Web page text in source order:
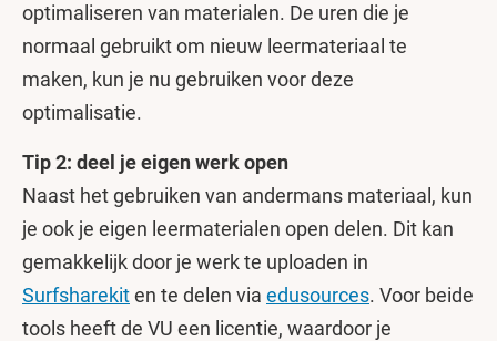
optimaliseren van materialen. De uren die je
normaal gebruikt om nieuw leermateriaal te
maken, kun je nu gebruiken voor deze
optimalisatie.
Tip 2: deel je eigen werk open
Naast het gebruiken van andermans materiaal, kun
je ook je eigen leermaterialen open delen. Dit kan
gemakkelijk door je werk te uploaden in
Surfsharekiten te delen via edusources. Voor beide
tools heeft de VU een licentie, waardoor je